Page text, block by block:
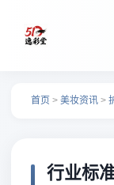
首页 > 美妆资讯 >
行业标